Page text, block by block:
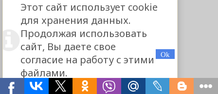
Этот сайт использует cookie
для хранения данных.
Продолжая использовать
сайт, Вы даете свое
согласие на работу с этими
файлами.